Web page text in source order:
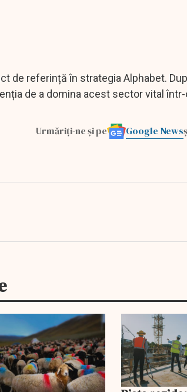
de referință în strategia Alphabet.
de a domina acest sector vital
Urmăriți-ne și pe Google News